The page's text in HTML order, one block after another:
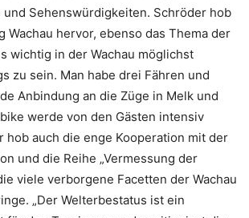
und Sehenswürdigkeiten. Schröder hob
Wachau hervor, ebenso das Thema der
wichtig in der Wachau möglichst
zu sein. Man habe drei Fähren und
Anbindung an die Züge in Melk und
werde von den Gästen intensiv
hob auch die enge Kooperation mit der
und die Reihe „Vermessung der
viele verborgene Facetten der Wachau
„Der Welterbestatus ist ein